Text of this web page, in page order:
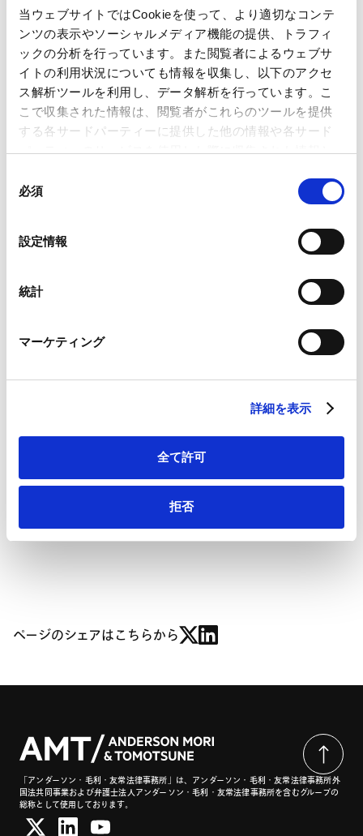
当ウェブサイトではCookieを使って、より適切なコンテ
ンツの表示やソーシャルメディア機能の提供、トラフィ
ックの分析を行っています。また閲覧者によるウェブサ
イトの利用状況についても情報を収集し、以下のアクセ
ス解析ツールを利用し、データ解析を行っています。こ
こで収集された情報は、閲覧者がこれらのツールを提供
する各サードパーティーに提供した他の情報や各サード
パーティーのサービスを使用した際に収集された情報と
ことがあります。
Google Analytics利用規約（
Marketo
外部サイト）
LinkedIn プライバシーポリシー（
HubSpot プライバシーポリシー（外部サイト）
必須
設定情報
統計
マーケティング
詳細を表示
全て許可
拒否
海外法務 欧州法務
業務分野 コーポレート M&A等
独禁法・競争法
海外法務
ニュースレター【フランス法務】「経済活動簡素化法成
立 ―営業権・株式等譲渡に関する従業員への事前通知義
務の簡素化と 企業結合届出基準額の引上げ―」が掲載さ
Ⅰ．経済活動簡素化法とは
務の簡素化
1． Hamon法によって導入された従業員事前通知
2． 簡素化のポイントと施行時期
Ⅲ．企業結合届出基準額の引上げ
1． 20年以上にわたり放置された審査基準
ページのシェアはこちらから
「アンダーソン・毛利・友常法律事務所」は、アンダーソン・毛利・友常法律事務所外
国法共同事業および弁護士法人アンダーソン・毛利・友常法律事務所を含むグループの
総称として使用しております。